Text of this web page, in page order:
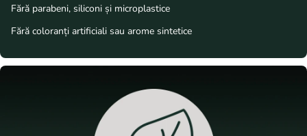
Fără parabeni, siliconi și microplastice
Fără coloranți artificiali sau arome sintetice